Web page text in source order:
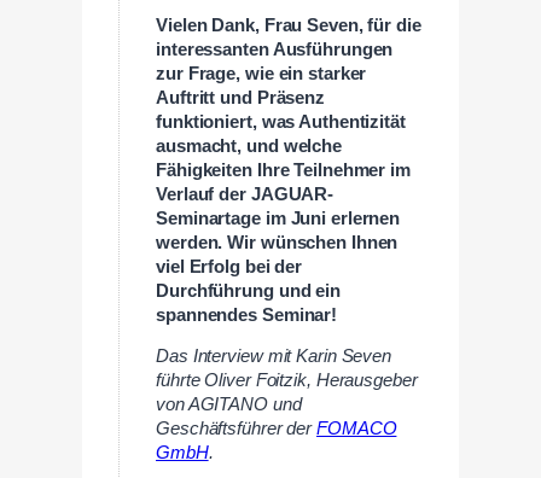
Vielen Dank, Frau Seven, für die
interessanten Ausführungen
zur Frage, wie ein starker
Auftritt und Präsenz
funktioniert, was Authentizität
ausmacht, und welche
Fähigkeiten Ihre Teilnehmer im
Verlauf der JAGUAR-
Seminartage im Juni erlernen
werden. Wir wünschen Ihnen
viel Erfolg bei der
Durchführung und ein
spannendes Seminar!
Das Interview mit Karin Seven
führte Oliver Foitzik, Herausgeber
von AGITANO und
Geschäftsführer derFOMACO
GmbH.